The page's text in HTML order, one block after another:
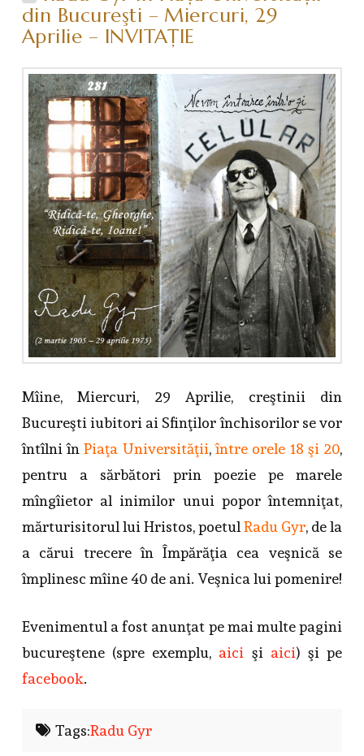
din Bucureşti – Miercuri, 29
Aprilie – INVITAŢIE
Mîine, Miercuri, 29 Aprilie, creştinii din
Bucureşti iubitori ai Sfinţilor închisorilor se vor
întîlni înPiaţa Universităţii,între orele 18 şi 20,
pentru a sărbători prin poezie pe marele
mîngîietor al inimilor unui popor întemniţat,
mărturisitorul lui Hristos, poetulRadu Gyr, de la
a cărui trecere în Împărăţia cea veşnică se
împlinesc mîine 40 de ani. Veşnica lui pomenire!
Evenimentul a fost anunţat pe mai multe pagini
bucureştene (spre exemplu, aici şi aici) şi pe
facebook.
Tags:Radu Gyr